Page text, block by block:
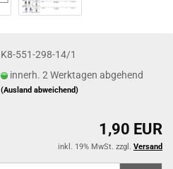
K8-551-298-14/1
innerh. 2 Werktagen abgehend
(Ausland abweichend)
1,90 EUR
inkl. 19% MwSt. zzgl. Versand